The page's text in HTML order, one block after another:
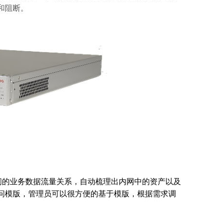
断。
业务数据流量关系，自动梳理出内网中的资产以及
版，管理员可以很方便的基于模版，根据需求调